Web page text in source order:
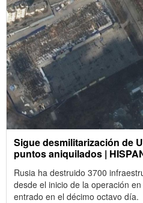
Sigue desmilitarización de
puntos aniquilados |
Rusia ha destruido 3700
desde el inicio de la operación
entrado en el décimo octavo día.